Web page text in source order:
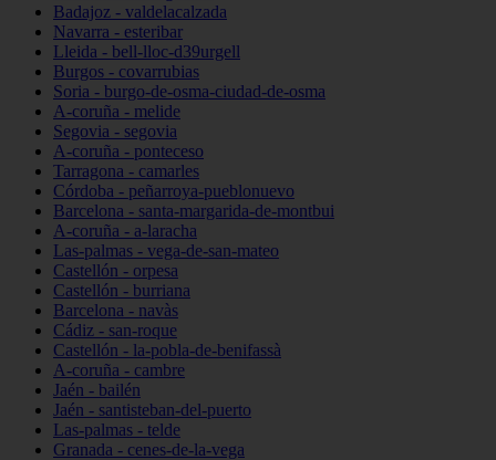
Badajoz - valdelacalzada
Navarra - esteribar
Lleida - bell-lloc-d39urgell
Burgos - covarrubias
Soria - burgo-de-osma-ciudad-de-osma
A-coruña - melide
Segovia - segovia
A-coruña - ponteceso
Tarragona - camarles
Córdoba - peñarroya-pueblonuevo
Barcelona - santa-margarida-de-montbui
A-coruña - a-laracha
Las-palmas - vega-de-san-mateo
Castellón - orpesa
Castellón - burriana
Barcelona - navàs
Cádiz - san-roque
Castellón - la-pobla-de-benifassà
A-coruña - cambre
Jaén - bailén
Jaén - santisteban-del-puerto
Las-palmas - telde
Granada - cenes-de-la-vega